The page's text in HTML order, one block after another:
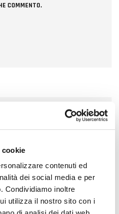
contenuti ed
dei social media e per
Condividiamo inoltre
utilizza il nostro sito con i
COMMENTO.